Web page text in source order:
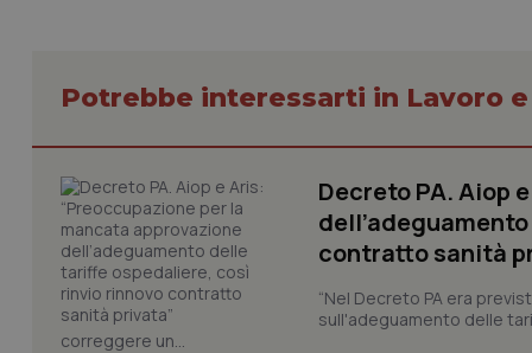
Potrebbe interessarti in Lavoro
Decreto PA. Aiop
contratto sanità
“Nel Decreto PA era
sull'adeguamento delle
correggere un...
tracking-sites-
tracking-enable
tracking-sites-
session-id